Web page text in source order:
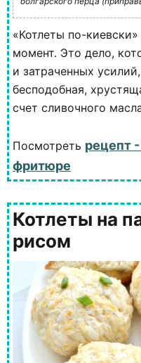
«Котлеты по-
момент. Это дело,
и затраченных
бесподобная,
счет сливочного
Посмотреть рецепт
фритюре
Котлеты на
рисом